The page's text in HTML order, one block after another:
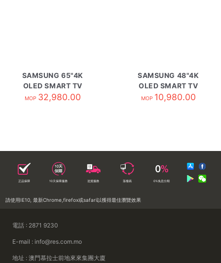
SAMSUNG 65"4K
OLED SMART TV
QA65S95HAEXZK
MOP 32,980.00
SAMSUNG 48"4K
OLED SMART TV
QA48S85HAEXZK
MOP 10,980.00
正品保障 10天保障服務 送貨服務 落樓易 0%免息分期
請使用IE10, 最新Chrome,firefox或safari以獲得最佳瀏覽效果
電話 : 2871 9230
E-mail : info@res.com.mo
地址 : 澳門慕拉士前地來來集團大廈